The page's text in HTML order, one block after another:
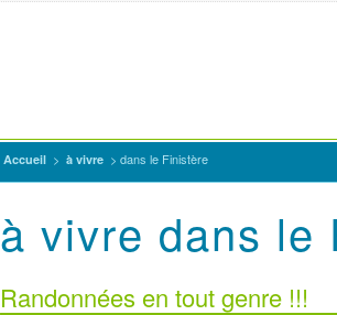
Accueil > à vivre > dans le Finistère
à vivre dans le
Randonnées en tout genre !!!